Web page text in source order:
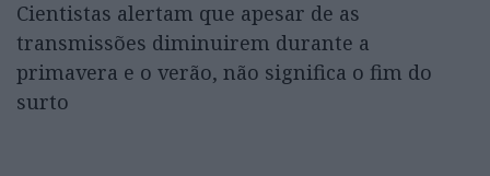
Cientistas alertam que apesar de as
transmissões diminuirem durante a
primavera e o verão, não significa o fim do
surto